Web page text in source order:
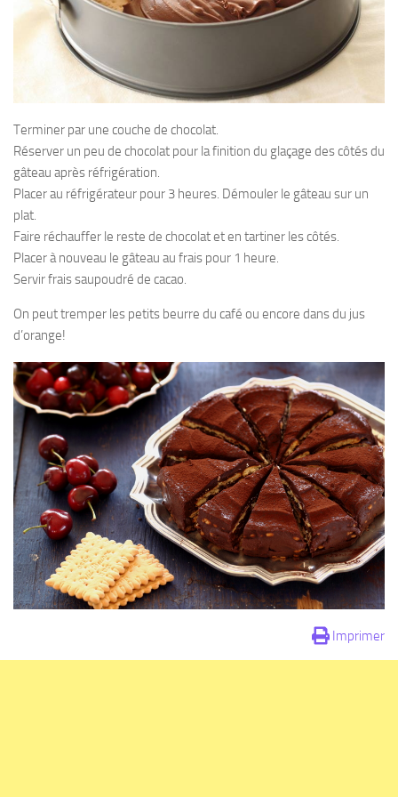
Terminer par une couche de chocolat.
Réserver un peu de chocolat pour la finition du glaçage des côtés du
gâteau après réfrigération.
Placer au réfrigérateur pour 3 heures. Démouler le gâteau sur un
plat.
Faire réchauffer le reste de chocolat et en tartiner les côtés.
Placer à nouveau le gâteau au frais pour 1 heure.
Servir frais saupoudré de cacao.
On peut tremper les petits beurre du café ou encore dans du jus
d’orange!
Imprimer